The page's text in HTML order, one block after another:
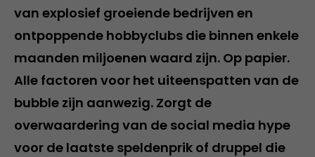
van explosief groeiende bedrijven en
ontpoppende hobbyclubs die binnen enkele
maanden miljoenen waard zijn. Op papier.
Alle factoren voor het uiteenspatten van de
bubble zijn aanwezig. Zorgt de
overwaardering van de social media hype
voor de laatste speldenprik of druppel die